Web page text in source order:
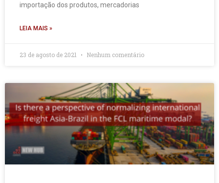
importação dos produtos, mercadorias
LEIA MAIS »
23 de agosto de 2021 Nenhum comentário